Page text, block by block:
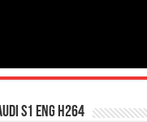
S1 ENG H264